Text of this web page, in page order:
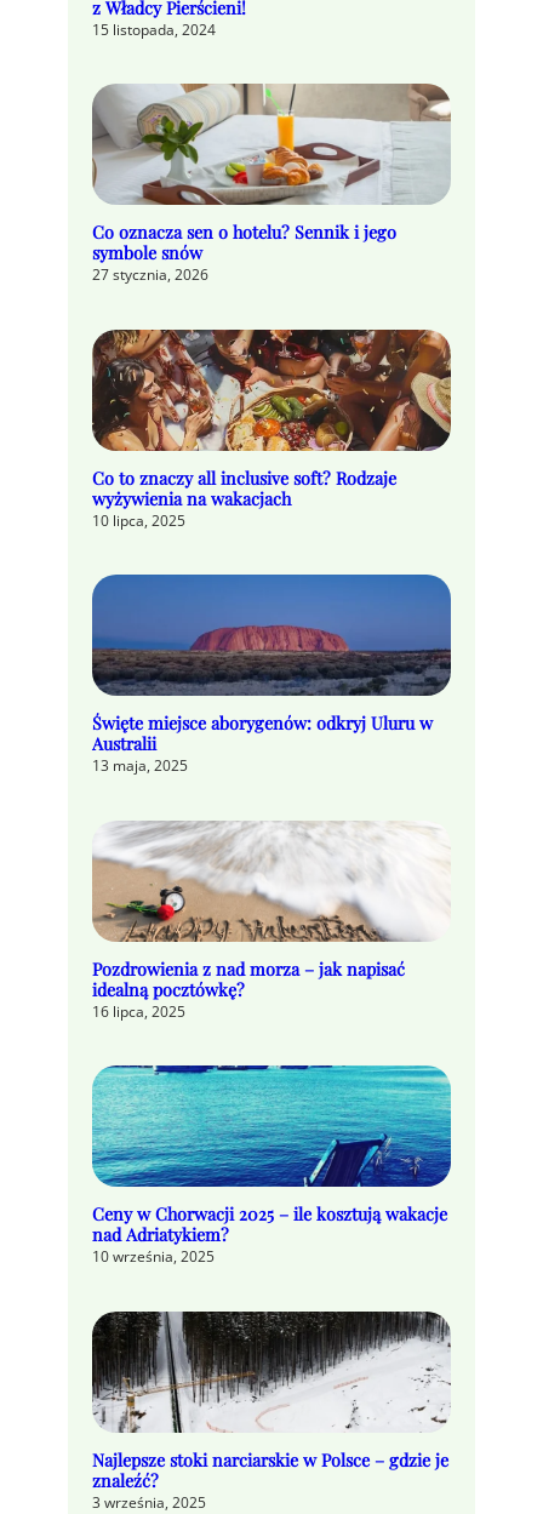
z Władcy Pierścieni!
15 listopada, 2024
Co oznacza sen o hotelu? Sennik i jego
symbole snów
27 stycznia, 2026
Co to znaczy all inclusive soft? Rodzaje
wyżywienia na wakacjach
10 lipca, 2025
Święte miejsce aborygenów: odkryj Uluru w
Australii
13 maja, 2025
Pozdrowienia z nad morza – jak napisać
idealną pocztówkę?
16 lipca, 2025
Ceny w Chorwacji 2025 – ile kosztują wakacje
nad Adriatykiem?
10 września, 2025
Najlepsze stoki narciarskie w Polsce – gdzie je
znaleźć?
3 września, 2025